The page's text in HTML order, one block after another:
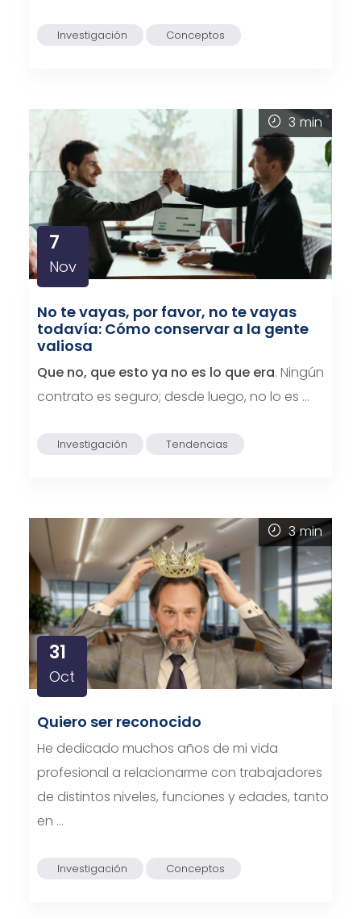
Investigación Conceptos
7
Nov
3 min
No te vayas, por favor, no te vayas
todavía: Cómo conservar a la gente
valiosa
Que no, que esto ya no es lo que era. Ningún
contrato es seguro; desde luego, no lo es …
Investigación Tendencias
31
Oct
3 min
Quiero ser reconocido
He dedicado muchos años de mi vida
profesional a relacionarme con trabajadores
de distintos niveles, funciones y edades, tanto
en …
Investigación Conceptos